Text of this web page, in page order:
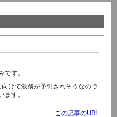
です。
けて激務が予想されそうなので
ます。
この記事のURL